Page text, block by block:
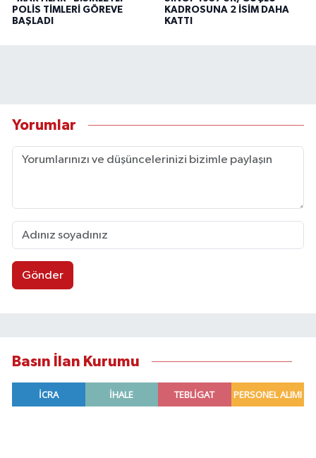
POLİS TİMLERİ GÖREVE
BAŞLADI
KADROSUNA 2 İSİM DAHA
KATTI
Yorumlar
Gönder
Basın İlan Kurumu